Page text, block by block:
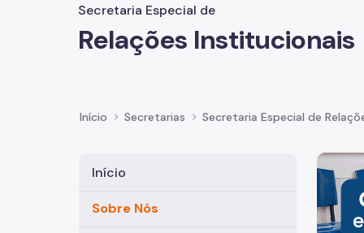
Secretaria Especial de
Relações Institucionais
Início Secretarias Secretaria Especial de
Início
Sobre Nós